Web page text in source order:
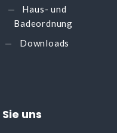
Haus- und
Badeordnung
Downloads
Sie uns